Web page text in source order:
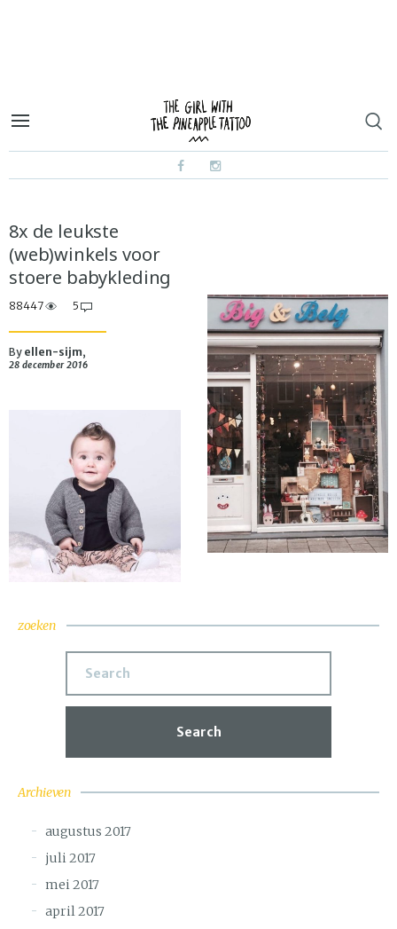
8x de leukste
(web)winkels voor
stoere babykleding
88447 5
By ellen-sijm,
28 december 2016
zoeken
Search
Archieven
augustus 2017
juli 2017
mei 2017
april 2017